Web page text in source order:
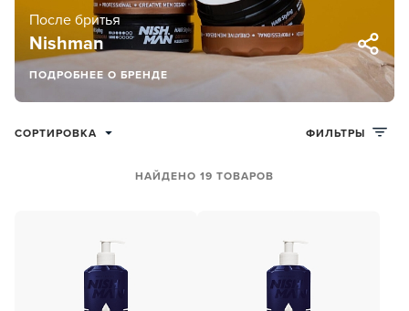
Nishman
После бритья
ПОДРОБНЕЕ О БРЕНДЕ
СОРТИРОВКА
НАЙДЕНО 19 ТОВАРОВ
ФИЛЬТРЫ